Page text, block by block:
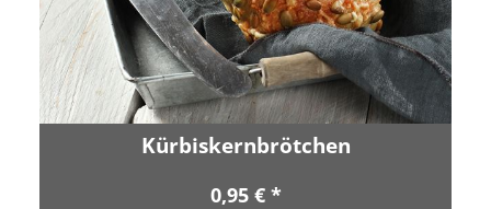
Kürbiskernbrötchen
0,95 € *